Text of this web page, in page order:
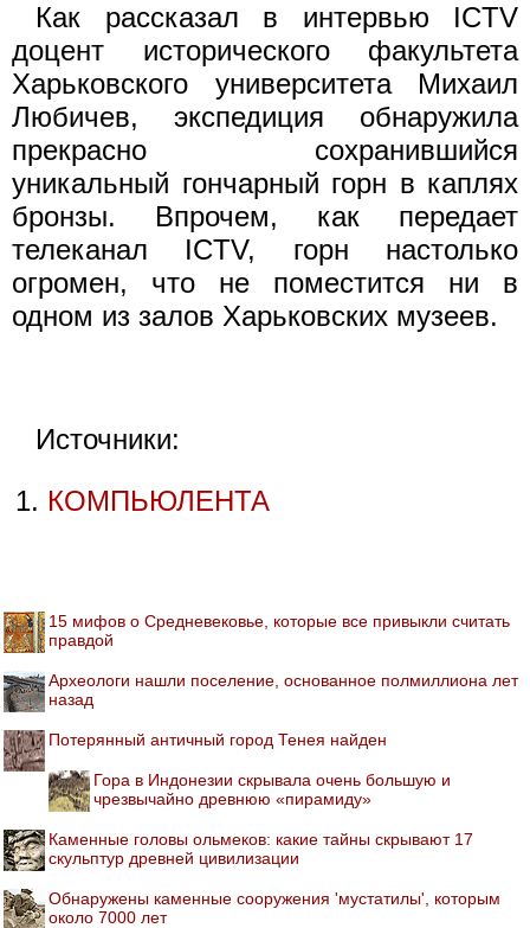
Как рассказал в интервью ICTV
доцент исторического факультета
Харьковского университета Михаил
Любичев, экспедиция обнаружила
прекрасно сохранившийся
уникальный гончарный горн в каплях
бронзы. Впрочем, как передает
телеканал ICTV, горн настолько
огромен, что не поместится ни в
одном из залов Харьковских музеев.
Источники:
КОМПЬЮЛЕНТА
15 мифов о Средневековье, которые все привыкли считать
правдой
Археологи нашли поселение, основанное полмиллиона лет
назад
Потерянный античный город Тенея найден
Гора в Индонезии скрывала очень большую и
чрезвычайно древнюю «пирамиду»
Каменные головы ольмеков: какие тайны скрывают 17
скульптур древней цивилизации
Обнаружены каменные сооружения 'мустатилы', которым
около 7000 лет